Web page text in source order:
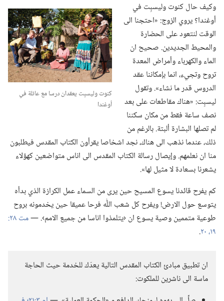
كنوت وليسبِت يعقدان درسا مع عائلة في
أوغندا
وكيف حال كنوت وليسبِت في
أوغندا؟‏ يروي الزوج:‏ «احتجنا الى
الوقت لنتعود على الحضارة
والمحيط الجديدين.‏ صحيح ان
الماء والكهرباء وأمراض المعدة
تروح وتجيء،‏ انما بإمكاننا عقد
الدروس قدر ما نشاء».‏ وتقول
ليسبِت:‏ «هناك مقاطعات على بعد
نصف ساعة فقط من مكان سكننا
لم تصلها البشارة ألبتة.‏ بالرغم من
ذلك،‏ عندما نذهب الى هناك،‏ نجد اشخاصا يقرأون الكتاب المقدس فيطلبون
منا ان نعلمهم.‏ وإيصال رسالة الكتاب المقدس الى اناس متواضعين كهؤلاء
يشعرنا بسعادة لا مثيل لها».‏
كم يفرح قائدنا يسوع المسيح حين يرى من السماء عمل الكرازة الذي بدأه
يتوسع حول الارض!‏ ويفرح كل شعب اللّٰه فرحا عميقا حين يخدمونه بروح
طوعية متممين وصية يسوع ان ‹يتلمذوا اناسا من جميع الامم›.‏ —‏
١٩،‏ ٢٠
‏.‏
ان تطبيق مبادئ الكتاب المقدس التالية يعدّك للخدمة حيث الحاجة
ماسة الى ناشرين للملكوت:‏